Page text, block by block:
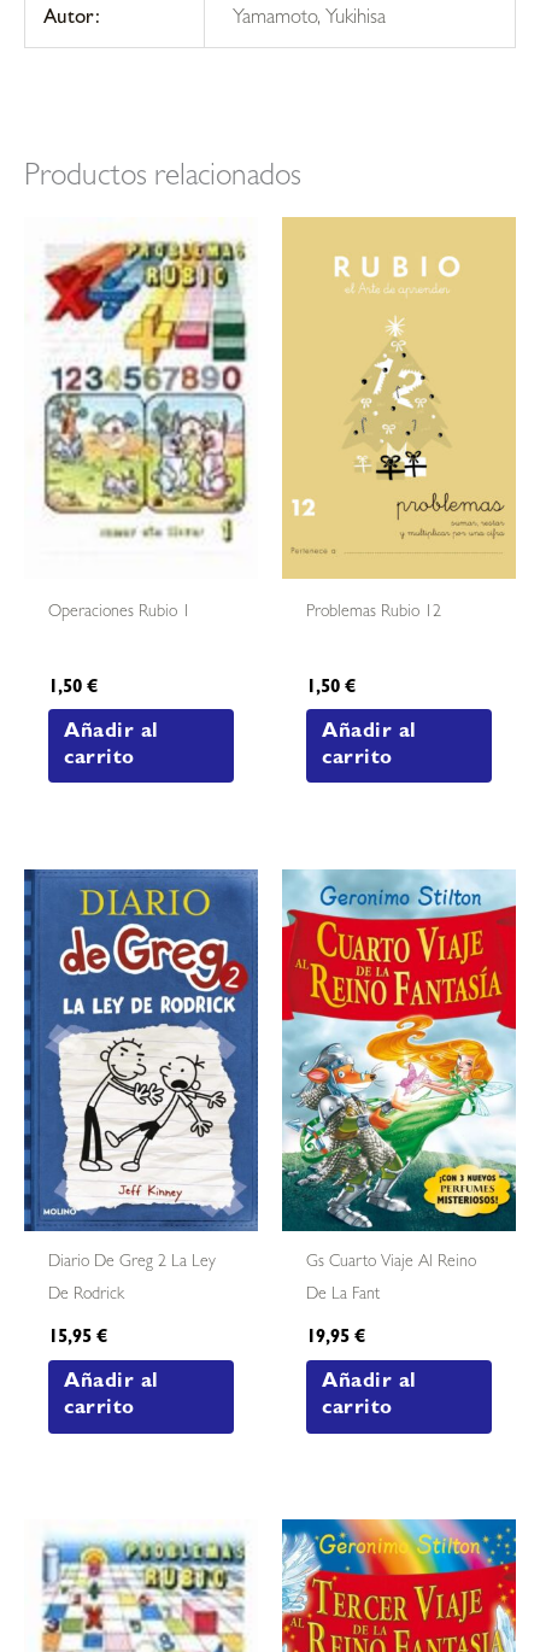
Autor: Yamamoto, Yukihisa
Productos relacionados
Operaciones Rubio 1
1,50€
Añadir al
carrito
Problemas Rubio 12
1,50€
Añadir al
carrito
Diario De Greg 2 La Ley
De Rodrick
15,95€
Añadir al
carrito
Gs Cuarto Viaje Al Reino
De La Fant
19,95€
Añadir al
carrito